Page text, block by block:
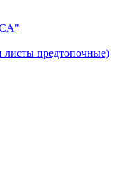
предтопочные)